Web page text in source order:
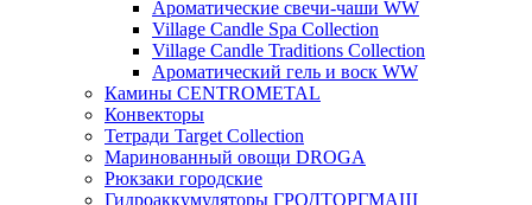
Ароматические свечи-чаши WW
Village Candle Spa Collection
Village Candle Traditions Collection
Ароматический гель и воск WW
Камины CENTROMETAL
Конвекторы
Тетради Target Collection
Маринованный овощи DROGA
Рюкзаки городские
Гидроаккумуляторы ГРОДТОРГМАШ